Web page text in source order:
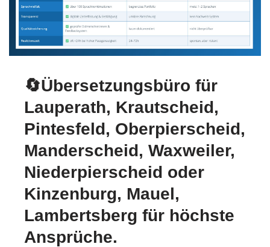
🔄Übersetzungsbüro für
Lauperath, Krautscheid,
Pintesfeld, Oberpierscheid,
Manderscheid, Waxweiler,
Niederpierscheid oder
Kinzenburg, Mauel,
Lambertsberg für höchste
Ansprüche.